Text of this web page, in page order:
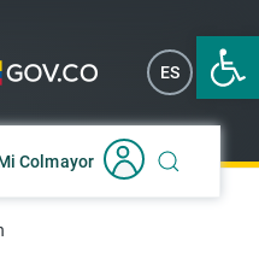
Abrir
ES EN
Colmayor